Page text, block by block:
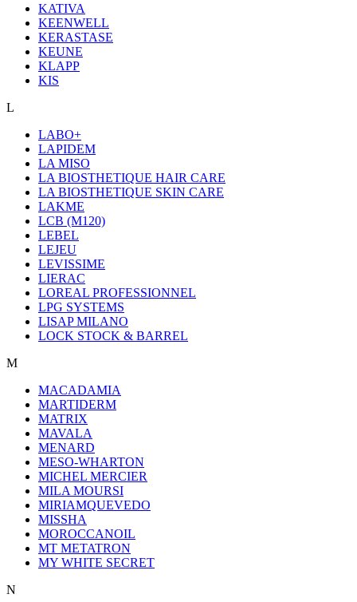
KATIVA
KEENWELL
KERASTASE
KEUNE
KLAPP
KIS
L
LABO+
LAPIDEM
LA MISO
LA BIOSTHETIQUE HAIR CARE
LA BIOSTHETIQUE SKIN CARE
LAKME
LCB (M120)
LEBEL
LEJEU
LEVISSIME
LIERAC
LOREAL PROFESSIONNEL
LPG SYSTEMS
LISAP MILANO
LOCK STOCK & BARREL
M
MACADAMIA
MARTIDERM
MATRIX
MAVALA
MENARD
MESO-WHARTON
MICHEL MERCIER
MILA MOURSI
MIRIAMQUEVEDO
MISSHA
MOROCCANOIL
MT METATRON
MY WHITE SECRET
N